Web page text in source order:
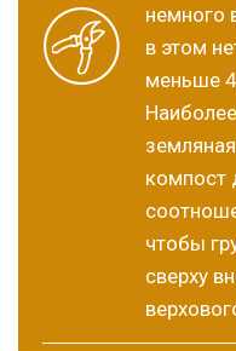
немного
в этом
меньше
компост
чтобы
сверху